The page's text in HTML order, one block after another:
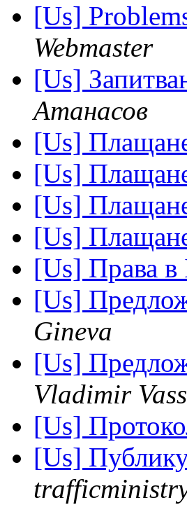
[Us]
Webmaster
[Us]
Атанасов
[Us]
[Us]
[Us]
[Us]
[Us] Права
[Us]
Gineva
[Us]
Vladimir
[Us]
[Us]